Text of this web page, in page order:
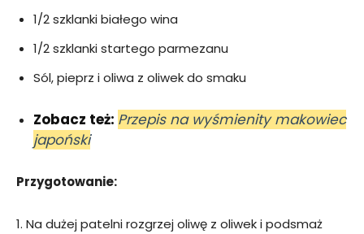
1/2 szklanki białego wina
1/2 szklanki startego parmezanu
Sól, pieprz i oliwa z oliwek do smaku
Zobacz też: Przepis na wyśmienity makowiec
japoński
Przygotowanie:
1. Na dużej patelni rozgrzej oliwę z oliwek i podsmaż